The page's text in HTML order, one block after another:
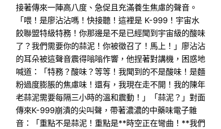
接著傳來一陣高八度、急促且充滿養生焦慮的聲音。
「喂！是廖沾沾嗎！快接聽！這裡是 K-999！宇宙水
餃聯盟特級特務！你那邊是不是已經聞到宇宙級的酸味
了？我們需要你的蒜泥！你被徵召了！馬上！」廖沾沾
的耳朵被這聲音震得嗡嗡作響，他捏著對講機，困惑地
喊道：「特務？酸味？等等！我聞到的不是酸味！是麵
粉過度膨脹的焦慮味！還有，我現在走不開！我的陳年
老蒜泥需要每隔三小時的溫和震動！」「蒜泥？」對面
傳來K-999崩潰的尖叫聲，帶著濃濃的中藥味電子雜
音：「重點不是蒜泥！重點是**時空正在彎曲！**我們